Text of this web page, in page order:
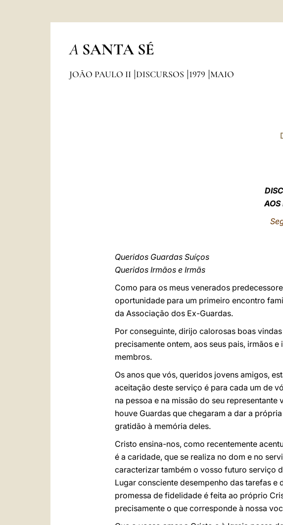
A SANTA SÉ
JOÃO PAULO II DISCURSOS 1979 MAIO
AOS
Queridos Guardas Suíços
Queridos Irmãos e Irmãs
Como para os meus venerados
oportunidade para um primeiro encontro
da Associação dos Ex-Guardas.
Por conseguinte, dirijo calorosas boas
precisamente ontem, aos seus pais, irmãos
membros.
Os anos que vós, queridos jovens amigos,
aceitação deste serviço é para cada um de
na pessoa e na missão do seu
houve Guardas que chegaram a dar a
gratidão à memória deles.
Cristo ensina-nos, como recentemente
é a caridade, que se realiza no dom e no
caracterizar também o vosso futuro serviço
Lugar consciente desempenho das tarefas e
promessa de fidelidade é feita ao próprio
precisamente o que corresponde à nossa